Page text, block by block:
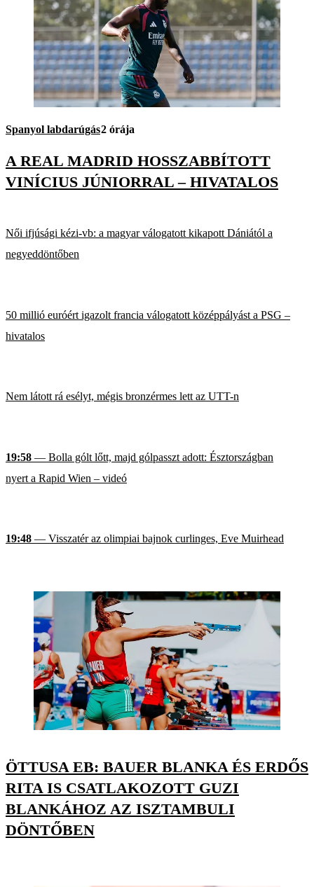
Spanyol labdarúgás2 órája
A REAL MADRID HOSSZABBÍTOTT
VINÍCIUS JÚNIORRAL – HIVATALOS
Női ifjúsági kézi-vb: a magyar válogatott kikapott Dániától a
negyeddöntőben
50 millió euróért igazolt francia válogatott középpályást a PSG –
hivatalos
Nem látott rá esélyt, mégis bronzérmes lett az UTT-n
19:58 — Bolla gólt lőtt, majd gólpasszt adott: Észtországban
nyert a Rapid Wien – videó
19:48 — Visszatér az olimpiai bajnok curlinges, Eve Muirhead
ÖTTUSA EB: BAUER BLANKA ÉS ERDŐS
RITA IS CSATLAKOZOTT GUZI
BLANKÁHOZ AZ ISZTAMBULI
DÖNTŐBEN